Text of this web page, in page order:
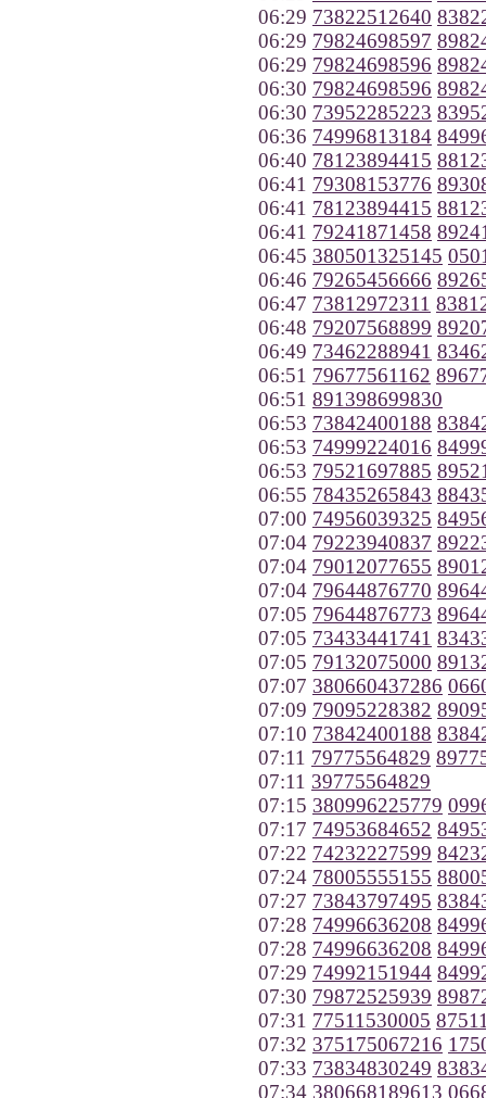
06:29 73822512640
06:29 79824698597
06:29 79824698596
06:30 79824698596
06:30 73952285223
06:36 74996813184
06:40 78123894415
06:41 79308153776
06:41 78123894415
06:41 79241871458
06:45 380501325145
06:46 79265456666
06:47 73812972311
06:48 79207568899
06:49 73462288941
06:51 79677561162
06:51 891398699830
06:53 73842400188
06:53 74999224016
06:53 79521697885
06:55 78435265843
07:00 74956039325
07:04 79223940837
07:04 79012077655
07:04 79644876770
07:05 79644876773
07:05 73433441741
07:05 79132075000
07:07 380660437286
07:09 79095228382
07:10 73842400188
07:11 79775564829
07:11 39775564829
07:15 380996225779
07:17 74953684652
07:22 74232227599
07:24 78005555155
07:27 73843797495
07:28 74996636208
07:28 74996636208
07:29 74992151944
07:30 79872525939
07:31 77511530005
07:32 375175067216
07:33 73834830249
07:34 380668189613